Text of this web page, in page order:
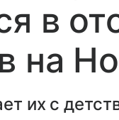
в
на
их с